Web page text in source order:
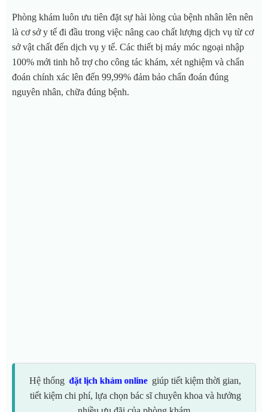
Phòng khám luôn ưu tiên đặt sự hài lòng của bệnh nhân lên nên
là cơ sở y tế đi đầu trong việc nâng cao chất lượng dịch vụ từ cơ
sở vật chất đến dịch vụ y tế. Các thiết bị máy móc ngoại nhập
100% mới tinh hỗ trợ cho công tác khám, xét nghiệm và chẩn
đoán chính xác lên đến 99,99% đảm bảo chẩn đoán đúng
nguyên nhân, chữa đúng bệnh.
Hệ thống đặt lịch khám online
giúp tiết kiệm thời gian,
tiết kiệm chi phí, lựa chọn bác sĩ chuyên khoa và hưởng